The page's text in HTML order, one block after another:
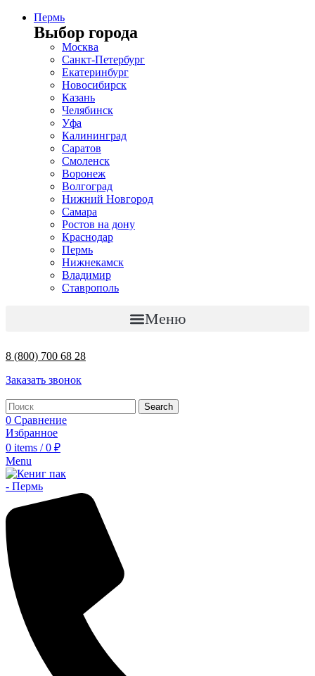
Пермь
Выбор города
Москва
Санкт-Петербург
Екатеринбург
Новосибирск
Казань
Челябинск
Уфа
Калининград
Саратов
Смоленск
Воронеж
Волгоград
Нижний Новгород
Самара
Ростов на дону
Краснодар
Пермь
Нижнекамск
Владимир
Ставрополь
Меню
8 (800) 700 68 28
Заказать звонок
Search
0 Сравнение
Избранное
0 items / 0 ₽
Menu